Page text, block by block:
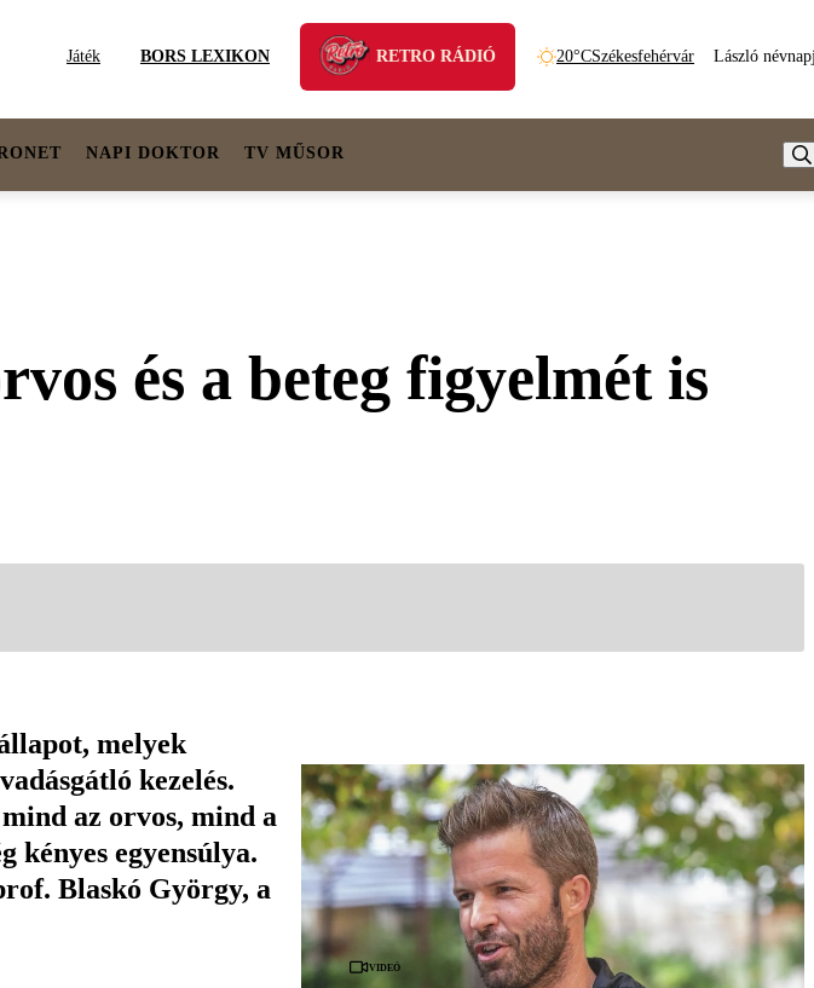
Játék BORS LEXIKON RETRO RÁDIÓ 20°CSzékesfehérvár László
NAPI DOKTOR TV MŰSOR
és a beteg figyelmét is
melyek
kezelés.
az orvos, mind a
kényes egyensúlya.
Blaskó György, a
Videó